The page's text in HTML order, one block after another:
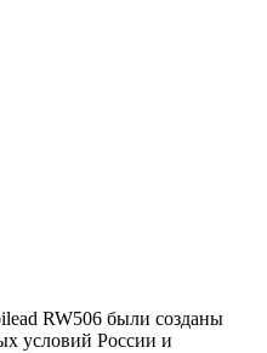
RW506 были созданы
условий России и